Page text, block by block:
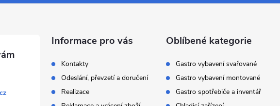
Informace pro vás
Kontakty
Odeslání, převzetí a doručení
Realizace
Oblíbené kategorie
Gastro vybavení svařované
Gastro vybavení montované
Gastro spotřebiče a inventář